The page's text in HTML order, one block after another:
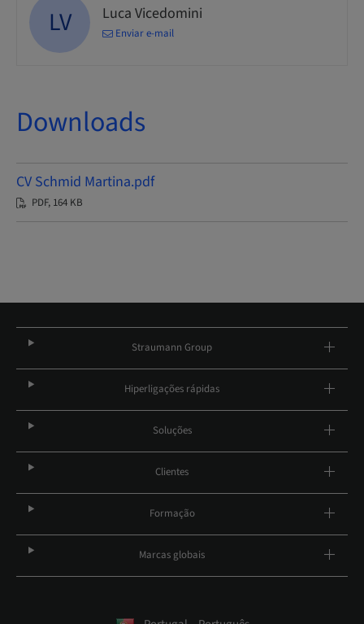
LV Luca Vicedomini
Enviar e-mail
Downloads
CV Schmid Martina.pdf
PDF, 164 KB
Straumann Group
Hiperligações rápidas
Soluções
Clientes
Formação
Marcas globais